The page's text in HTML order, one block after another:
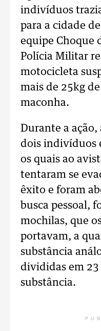
indivíduos
para a cidade
equipe Choque
Polícia Militar
motocicleta
mais de 25kg
maconha.
Durante a
dois indivíduos
os quais ao
tentaram se
êxito e foram
busca pessoal,
mochilas, que
portavam, a
substância
divididas em
substância.